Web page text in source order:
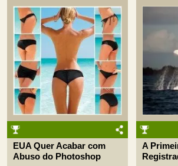
EUA Quer Acabar com
Abuso do Photoshop
A